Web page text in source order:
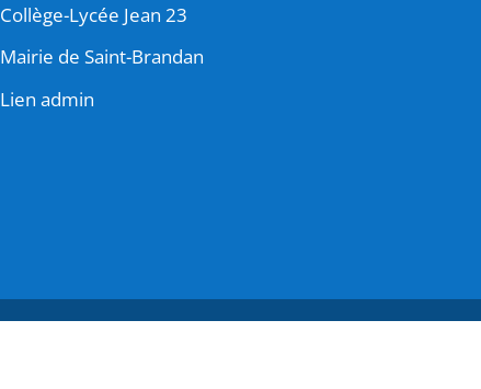
Collège-Lycée Jean 23
Mairie de Saint-Brandan
Lien admin